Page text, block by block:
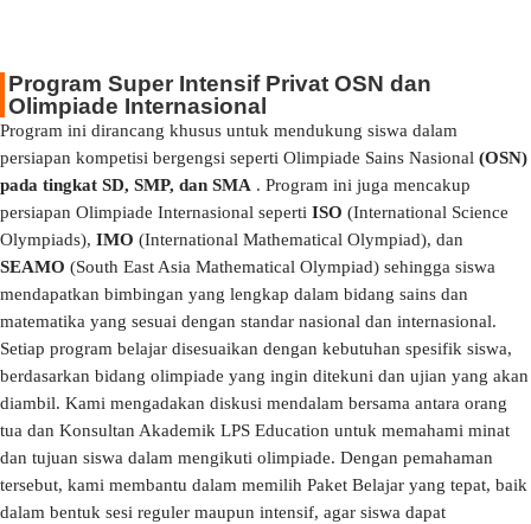
Program Super Intensif Privat OSN dan
Olimpiade Internasional
Program ini dirancang khusus untuk mendukung siswa dalam
persiapan kompetisi bergengsi seperti Olimpiade Sains Nasional (OSN)
pada tingkat SD, SMP, dan SMA . Program ini juga mencakup
persiapan Olimpiade Internasional seperti ISO (International Science
Olympiads), IMO (International Mathematical Olympiad), dan
SEAMO (South East Asia Mathematical Olympiad) sehingga siswa
mendapatkan bimbingan yang lengkap dalam bidang sains dan
matematika yang sesuai dengan standar nasional dan internasional.
Setiap program belajar disesuaikan dengan kebutuhan spesifik siswa,
berdasarkan bidang olimpiade yang ingin ditekuni dan ujian yang akan
diambil. Kami mengadakan diskusi mendalam bersama antara orang
tua dan Konsultan Akademik LPS Education untuk memahami minat
dan tujuan siswa dalam mengikuti olimpiade. Dengan pemahaman
tersebut, kami membantu dalam memilih Paket Belajar yang tepat, baik
dalam bentuk sesi reguler maupun intensif, agar siswa dapat